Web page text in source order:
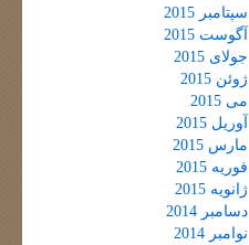
سپتامبر 2015
آگوست 2015
جولای 2015
ژوئن 2015
می 2015
آوریل 2015
مارس 2015
فوریه 2015
ژانویه 2015
دسامبر 2014
نوامبر 2014